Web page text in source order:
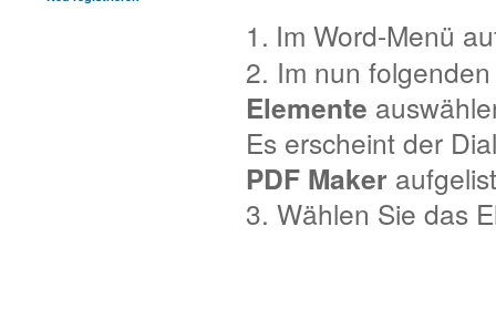
1. Im Word-Menü
2. Im nun
Elemente
Es erscheint der
PDF Maker
3. Wählen Sie das